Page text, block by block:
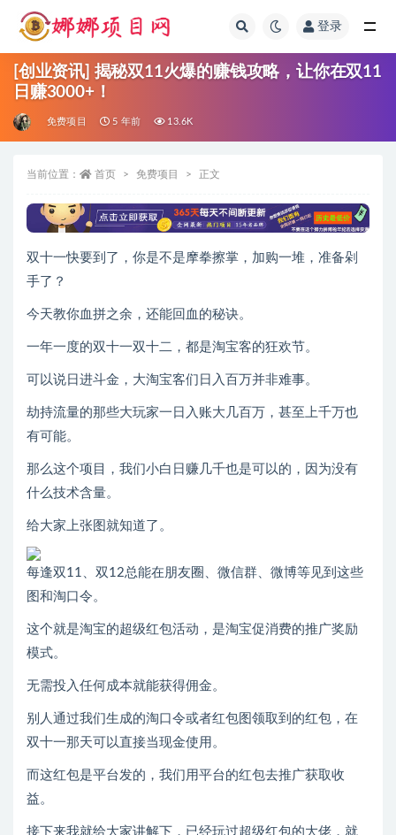
登录
[创业资讯] 揭秘双11火爆的赚钱攻略，让你在双11
日赚3000+！
免费项目 5 年前 13.6K
当前位置： 首页 免费项目 正文
双十一快要到了，你是不是摩拳擦掌，加购一堆，准备剁
手了？
今天教你血拼之余，还能回血的秘诀。
一年一度的双十一双十二，都是淘宝客的狂欢节。
可以说日进斗金，大淘宝客们日入百万并非难事。
劫持流量的那些大玩家一日入账大几百万，甚至上千万也
有可能。
那么这个项目，我们小白日赚几千也是可以的，因为没有
什么技术含量。
给大家上张图就知道了。
每逢双11、双12总能在朋友圈、微信群、微博等见到这些
图和淘口令。
这个就是淘宝的超级红包活动，是淘宝促消费的推广奖励
模式。
无需投入任何成本就能获得佣金。
别人通过我们生成的淘口令或者红包图领取到的红包，在
双十一那天可以直接当现金使用。
而这红包是平台发的，我们用平台的红包去推广获取收
益。
接下来我就给大家讲解下，已经玩过超级红包的大佬，就